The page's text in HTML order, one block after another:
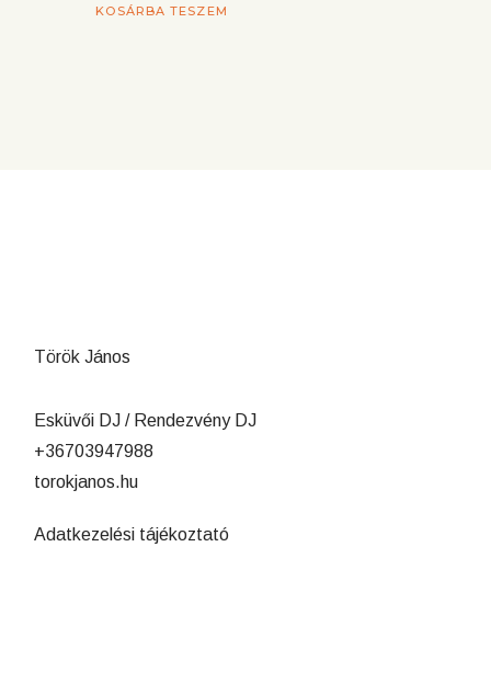
KOSÁRBA TESZEM
Török János
Esküvői DJ / Rendezvény DJ
+36703947988
torokjanos.hu
Adatkezelési tájékoztató